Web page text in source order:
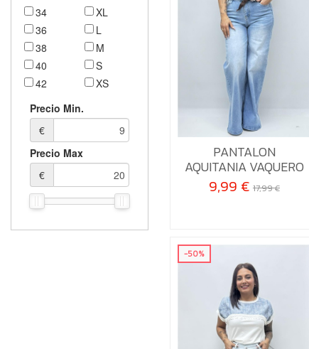
PANTALON
AQUITANIA VAQUERO
9,99 € 17,99 €
34
 Añadir al carrito
-50%
34
36
38
40
42
XL
L
M
S
XS
Precio Min.
€
Precio Max
€